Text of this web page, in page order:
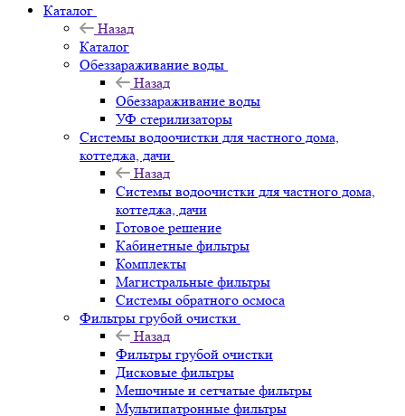
Каталог
Назад
Каталог
Обеззараживание воды
Назад
Обеззараживание воды
УФ стерилизаторы
Системы водоочистки для частного дома,
коттеджа, дачи
Назад
Системы водоочистки для частного дома,
коттеджа, дачи
Готовое решение
Кабинетные фильтры
Комплекты
Магистральные фильтры
Системы обратного осмоса
Фильтры грубой очистки
Назад
Фильтры грубой очистки
Дисковые фильтры
Мешочные и сетчатые фильтры
Мультипатронные фильтры